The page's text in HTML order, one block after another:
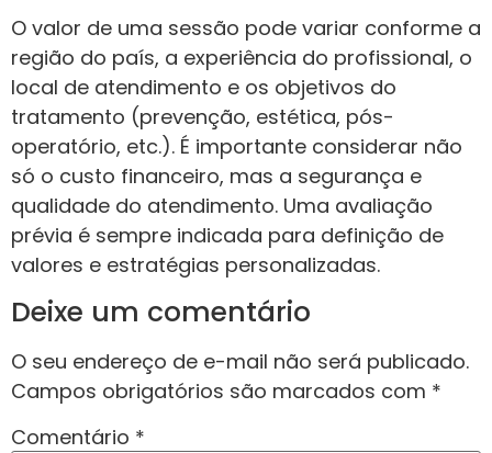
O valor de uma sessão pode variar conforme a
região do país, a experiência do profissional, o
local de atendimento e os objetivos do
tratamento (prevenção, estética, pós-
operatório, etc.). É importante considerar não
só o custo financeiro, mas a segurança e
qualidade do atendimento. Uma avaliação
prévia é sempre indicada para definição de
valores e estratégias personalizadas.
Deixe um comentário
O seu endereço de e-mail não será publicado.
Campos obrigatórios são marcados com *
Comentário *